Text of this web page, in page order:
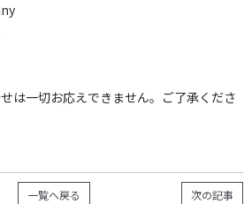
は一切お応えできません。ご了承くださ
次の記事
一覧へ戻る